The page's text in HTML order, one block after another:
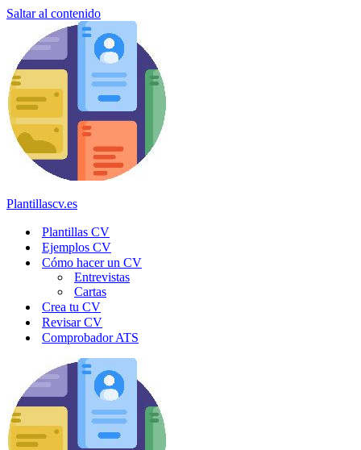
Saltar al contenido
Plantillascv.es
Plantillas CV
Ejemplos CV
Cómo hacer un CV
Entrevistas
Cartas
Crea tu CV
Revisar CV
Comprobador ATS